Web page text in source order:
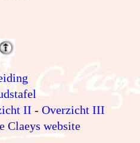
II - Overzicht III
Claeys website